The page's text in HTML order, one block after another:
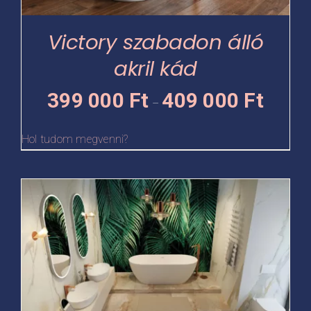
Victory szabadon álló
akril kád
399 000 Ft – 409 000 Ft399
-
Hol tudom megvenni?
a
termékoldalon
választhatók
Ennek
terméknek
több
variációja
van.